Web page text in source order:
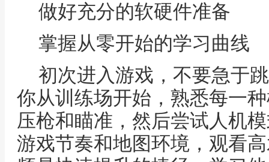
做好充分的软硬件准备
掌握从零开始的学习曲线
初次进入游戏，不要急于
你从训练场开始，熟悉每一
压枪和瞄准，然后尝试人机
游戏节奏和地图环境，观看